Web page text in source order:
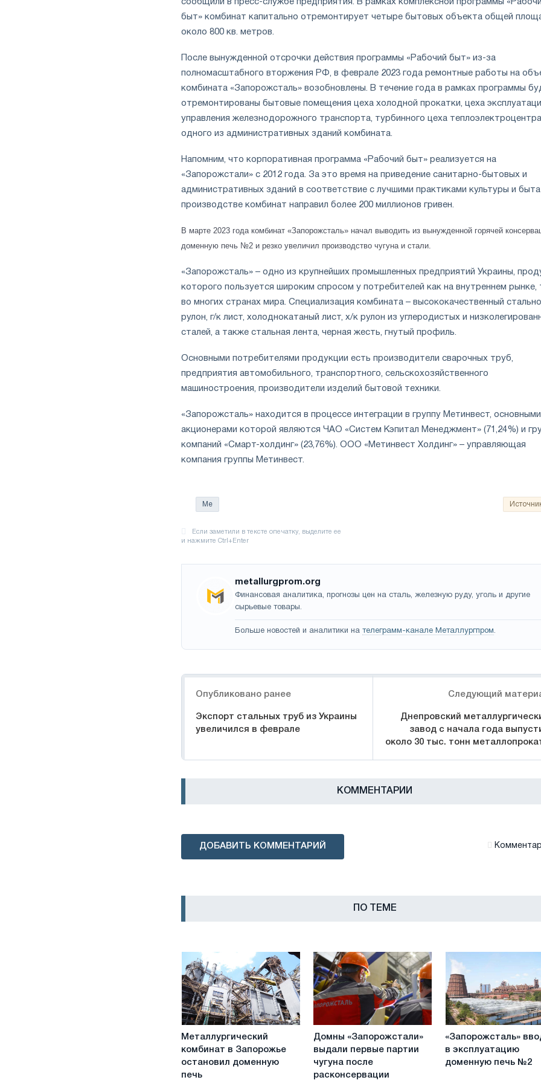
сообщили в пресс-службе предприятия. В рамках комплексной программы
быт» комбинат капитально отремонтирует четыре бытовых объекта общей
около 800 кв. метров.
После вынужденной отсрочки действия программы «Рабочий быт» из-за
полномасштабного вторжения РФ, в феврале 2023 года ремонтные работы на
комбината «Запорожсталь» возобновлены. В течение года в рамках программы
отремонтированы бытовые помещения цеха холодной прокатки, цеха
управления железнодорожного транспорта, турбинного цеха
одного из административных зданий комбината.
Напомним, что корпоративная программа «Рабочий быт» реализуется на
«Запорожстали» с 2012 года. За это время на приведение санитарно-бытовых и
административных зданий в соответствие с лучшими практиками культуры и
производстве комбинат направил более 200 миллионов гривен.
В марте 2023 года комбинат «Запорожсталь» начал выводить из вынужденной горячей
доменную печь №2 и резко увеличил производство чугуна и стали.
«Запорожсталь» – одно из крупнейших промышленных предприятий Украины,
которого пользуется широким спросом у потребителей как на внутреннем рынке,
во многих странах мира. Специализация комбината – высококачественный
рулон, г/к лист, холоднокатаный лист, х/к рулон из углеродистых и
сталей, а также стальная лента, черная жесть, гнутый профиль.
Основными потребителями продукции есть производители сварочных труб,
предприятия автомобильного, транспортного, сельскохозяйственного
машиностроения, производители изделий бытовой техники.
«Запорожсталь» находится в процессе интеграции в группу Метинвест, основными
акционерами которой являются ЧАО «Систем Кэпитал Менеджмент» (71,24%) и
компаний «Смарт-холдинг» (23,76%). ООО «Метинвест Холдинг» – управляющая
компания группы Метинвест.
Ме
metallurgprom.org
Финансовая аналитика, прогнозы цен на сталь, железную руду, уголь и другие
сырьевые товары.
Больше новостей и аналитики на телеграмм-канале Металлургпром.
Опубликовано ранее
Экспорт стальных труб из Украины
увеличился в феврале
Следующий
Днепровский
завод с начала года
около 30 тыс. тонн
КОММЕНТАРИИ
ДОБАВИТЬ КОММЕНТАРИЙ
ПО ТЕМЕ
Металлургический
комбинат
Металлургический
комбинат в Запорожье
остановил доменную
печь
Домны
«Запорожстали»
выдали
первые
Домны «Запорожстали»
выдали первые партии
чугуна после
расконсервации
«Запорожсталь»
вводит
эксплуатацию
«Запорожсталь»
в эксплуатацию
доменную печь №2